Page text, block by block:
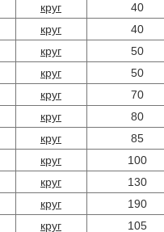
круг
40
круг
40
круг
50
круг
50
круг
70
круг
80
круг
85
круг
100
круг
130
круг
190
круг
105